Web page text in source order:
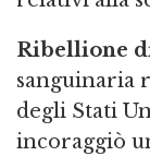
Ribellione
sanguinaria
degli Stati
incoraggiò